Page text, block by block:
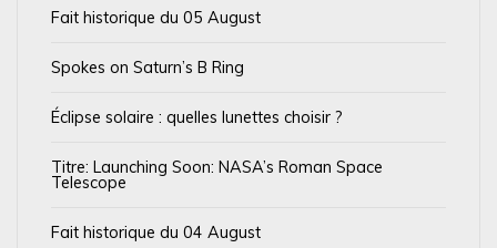
Fait historique du 05 August
Spokes on Saturn’s B Ring
Éclipse solaire : quelles lunettes choisir ?
Titre: Launching Soon: NASA’s Roman Space
Telescope
Fait historique du 04 August